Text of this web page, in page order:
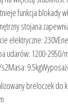
funkcja blokady
stojana
elektryczne:
udarów: 1200-
breloczek do